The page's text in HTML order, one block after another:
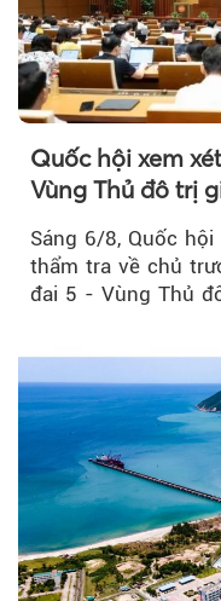
Quốc hội xem
Vùng Thủ đô trị
Sáng 6/8, Quốc
thẩm tra về chủ
đai 5 - Vùng Thủ